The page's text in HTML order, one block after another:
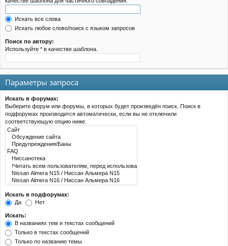
Искать все слова
Искать любое слово/поиск с языком запросов
Поиск по автору:
Используйте * в качестве шаблона.
Параметры запроса
Искать в форумах:
Выберите форум или форумы, в которых будет произведён поиск. Поиск в
подфорумах производится автоматически, если вы не отключили
соответствующую опцию ниже.
Искать в подфорумах:
Да
Нет
Искать:
В названиях тем и текстах сообщений
Только в текстах сообщений
Только по названию темы